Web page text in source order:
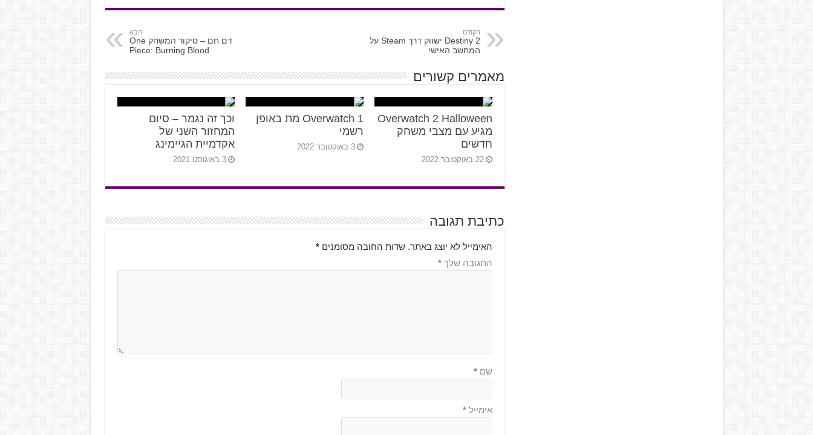
הקודם
Destiny 2 ישווק דרך Steam על
המחשב האישי
הבא
דם חם – סיקור המשחק One
Piece: Burning Blood
מאמרים קשורים
Overwatch 2 Halloween
מגיע עם מצבי משחק
חדשים
22 באוקטובר 2022
Overwatch 1 מת באופן
רשמי
3 באוקטובר 2022
וכך זה נגמר – סיום
המחזור השני של
אקדמיית הגיימינג
3 באוגוסט 2021
כתיבת תגובה
האימייל לא יוצג באתר. שדות החובה מסומנים*
התגובה שלך*
שם*
אימייל*